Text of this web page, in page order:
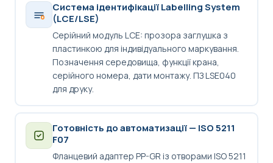
Система ідентифікації Labelling System
(LCE/LSE)
Серійний модуль LCE: прозора заглушка з
пластинкою для індивідуального маркування.
Позначення середовища, функції крана,
серійного номера, дати монтажу. ПЗ LSE040
для друку.
Готовність до автоматизації — ISO 5211
F07
Фланцевий адаптер PP-GR із отворами ISO 5211